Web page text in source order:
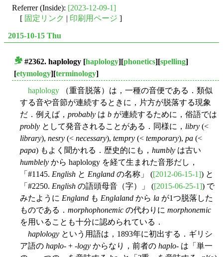
Referrer (Inside): [2023-12-09-1]
[ 固定リンク | 印刷用ページ ]
2015-10-15 Thu
#2362. haplology [haplology][phonetics][spelling]
[etymology][terminology]
haplology （重音脱落）は，一種の音便である．類似
する音や音節が連続するときに，片方が脱落する現象
だ．例えば， probably は b が連続するために，俗語では
probly として発音されることがある．同様に， libry (<
library), nesry (< necessary), tempry (< temporary), pa (<
papa) もよく聞かれる．歴史的にも， humbly は古い
humblely から haplology を経て生まれた音形だし，
「#1145. English と England の名称」 ([2012-06-15-1]) と
「#2250. English の語頭母音（字）」 ([2015-06-25-1]) で
みたように England も Englaland から la が1つ脱落した
ものである． morphophonemic の代わりに morphonemic
を用いることも十分に認められている．
haplology という用語は，1893年に初出する．ギリシ
ア語の haplo- + -logy からなり，前者の haplo- は「単一